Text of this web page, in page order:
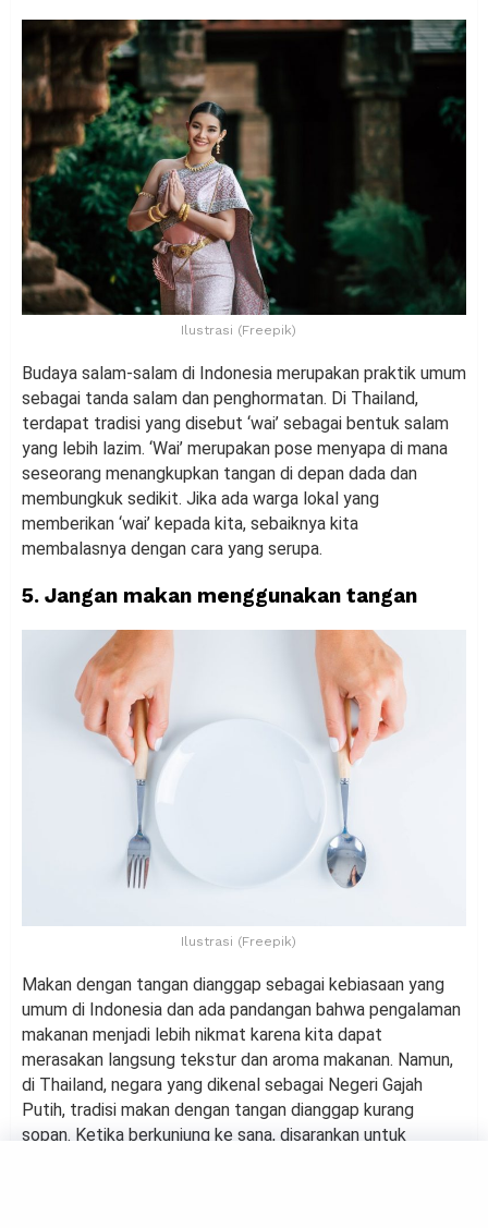
Ilustrasi (Freepik)
Budaya salam-salam di Indonesia merupakan praktik umum
sebagai tanda salam dan penghormatan. Di Thailand,
terdapat tradisi yang disebut ‘wai’ sebagai bentuk salam
yang lebih lazim. ‘Wai’ merupakan pose menyapa di mana
seseorang menangkupkan tangan di depan dada dan
membungkuk sedikit. Jika ada warga lokal yang
memberikan ‘wai’ kepada kita, sebaiknya kita
membalasnya dengan cara yang serupa.
5. Jangan makan menggunakan tangan
Ilustrasi (Freepik)
Makan dengan tangan dianggap sebagai kebiasaan yang
umum di Indonesia dan ada pandangan bahwa pengalaman
makanan menjadi lebih nikmat karena kita dapat
merasakan langsung tekstur dan aroma makanan. Namun,
di Thailand, negara yang dikenal sebagai Negeri Gajah
Putih, tradisi makan dengan tangan dianggap kurang
sopan. Ketika berkunjung ke sana, disarankan untuk